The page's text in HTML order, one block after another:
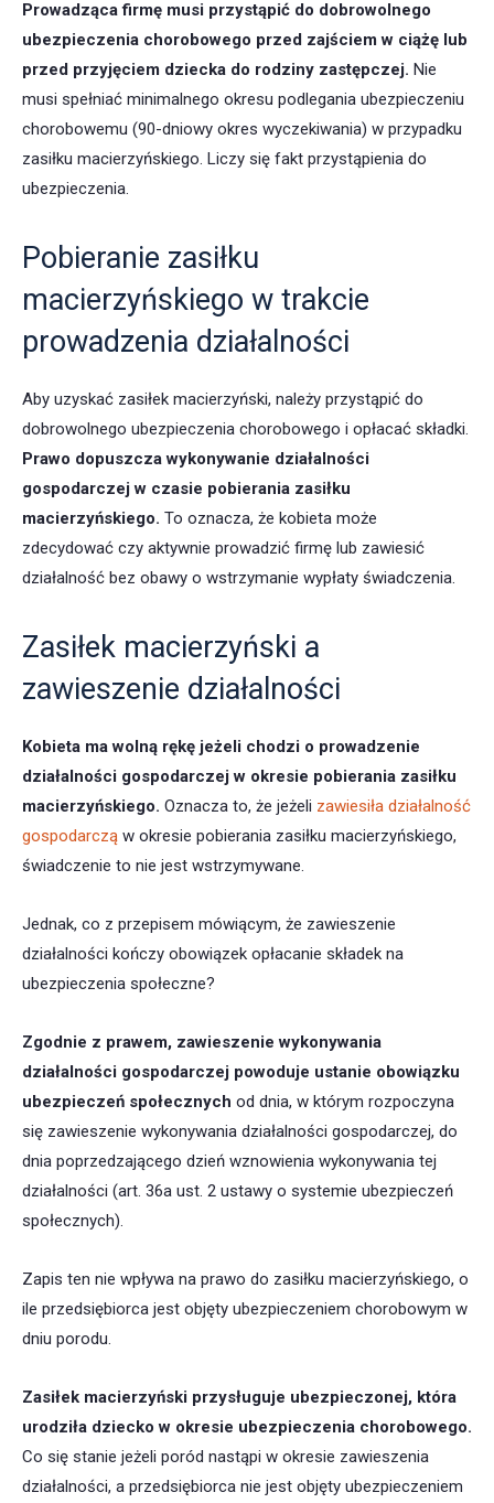
Prowadząca firmę musi przystąpić do dobrowolnego
ubezpieczenia chorobowego przed zajściem w ciążę lub
przed przyjęciem dziecka do rodziny zastępczej. Nie
musi spełniać minimalnego okresu podlegania ubezpieczeniu
chorobowemu (90-dniowy okres wyczekiwania) w przypadku
zasiłku macierzyńskiego. Liczy się fakt przystąpienia do
ubezpieczenia.
Pobieranie zasiłku
macierzyńskiego w trakcie
prowadzenia działalności
Aby uzyskać zasiłek macierzyński, należy przystąpić do
dobrowolnego ubezpieczenia chorobowego i opłacać składki.
Prawo dopuszcza wykonywanie działalności
gospodarczej w czasie pobierania zasiłku
macierzyńskiego. To oznacza, że kobieta może
zdecydować czy aktywnie prowadzić firmę lub zawiesić
działalność bez obawy o wstrzymanie wypłaty świadczenia.
Zasiłek macierzyński a
zawieszenie działalności
Kobieta ma wolną rękę jeżeli chodzi o prowadzenie
działalności gospodarczej w okresie pobierania zasiłku
macierzyńskiego. Oznacza to, że jeżeli zawiesiła działalność
gospodarczą w okresie pobierania zasiłku macierzyńskiego,
świadczenie to nie jest wstrzymywane.
Jednak, co z przepisem mówiącym, że zawieszenie
działalności kończy obowiązek opłacanie składek na
ubezpieczenia społeczne?
Zgodnie z prawem, zawieszenie wykonywania
działalności gospodarczej powoduje ustanie obowiązku
ubezpieczeń społecznych od dnia, w którym rozpoczyna
się zawieszenie wykonywania działalności gospodarczej, do
dnia poprzedzającego dzień wznowienia wykonywania tej
działalności (art. 36a ust. 2 ustawy o systemie ubezpieczeń
społecznych).
Zapis ten nie wpływa na prawo do zasiłku macierzyńskiego, o
ile przedsiębiorca jest objęty ubezpieczeniem chorobowym w
dniu porodu.
Zasiłek macierzyński przysługuje ubezpieczonej, która
urodziła dziecko w okresie ubezpieczenia chorobowego.
Co się stanie jeżeli poród nastąpi w okresie zawieszenia
działalności, a przedsiębiorca nie jest objęty ubezpieczeniem